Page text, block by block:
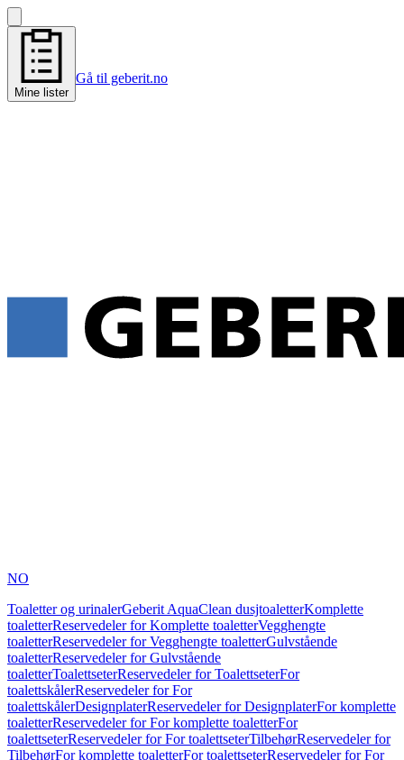
Mine lister
Gå til geberit.no
NO
Toaletter og urinalerGeberit AquaClean dusjtoaletterKomplette
toaletterReservedeler for Komplette toaletterVegghengte
toaletterReservedeler for Vegghengte toaletterGulvstående
toaletterReservedeler for Gulvstående
toaletterToalettseterReservedeler for ToalettseterFor
toalettskålerReservedeler for For
toalettskålerDesignplaterReservedeler for DesignplaterFor komplette
toaletterReservedeler for For komplette toaletterFor
toalettseterReservedeler for For toalettseterTilbehørReservedeler for
TilbehørFor komplette toaletterFor toalettseterReservedeler for For